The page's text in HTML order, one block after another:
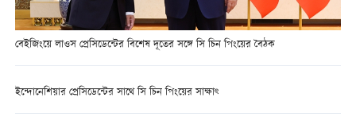
বেইজিংয়ে লাওস প্রেসিডেন্টের বিশেষ দূতের সঙ্গে সি চিন পিংয়ের বৈঠক
ইন্দোনেশিয়ার প্রেসিডেন্টের সাথে সি চিন পিংয়ের সাক্ষাৎ